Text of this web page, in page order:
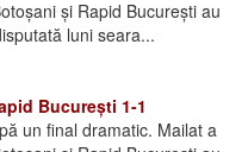
și Rapid București au
luni seara...
București 1-1
un final dramatic. Mailat a